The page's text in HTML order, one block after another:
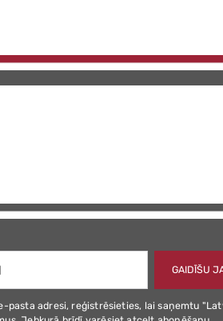
GAIDĪŠU
pasta adresi, reģistrēsieties, lai saņemtu